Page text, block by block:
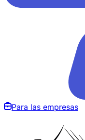
Para las empresas